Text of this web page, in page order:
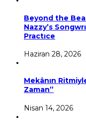
Beyond the
Nazzy’s
Practıce
Haziran 28, 2026
Mekânın
Zaman”
Nisan 14, 2026